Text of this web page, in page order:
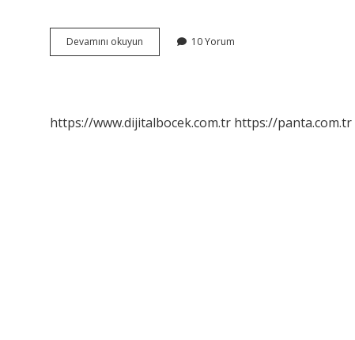
Devamını okuyun
Nedir
10 Yorum
https://www.dijitalbocek.com.tr https://panta.com.tr